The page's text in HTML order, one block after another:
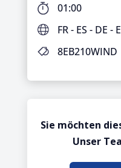
01:00
FR - ES - DE -
8EB210WIND
Sie möchten
Unser